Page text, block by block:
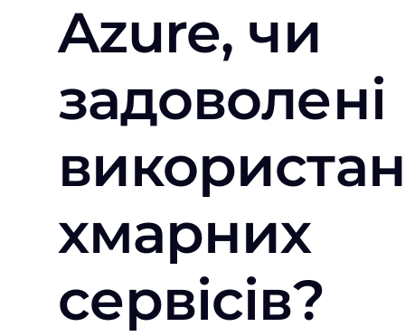
Azure, чи
задоволені
хмарних
сервісів?